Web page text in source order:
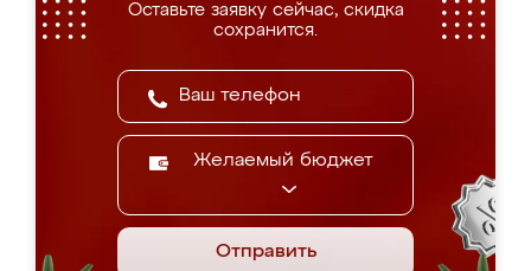
Оставьте заявку сейчас, скидка
сохранится.
Желаемый бюджет
Отправить